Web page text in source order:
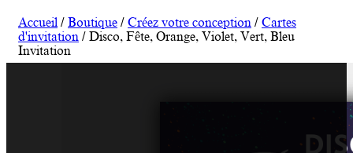
Accueil / Boutique / Créez votre conception / Cartes
d'invitation / Disco, Fête, Orange, Violet, Vert, Bleu
Invitation